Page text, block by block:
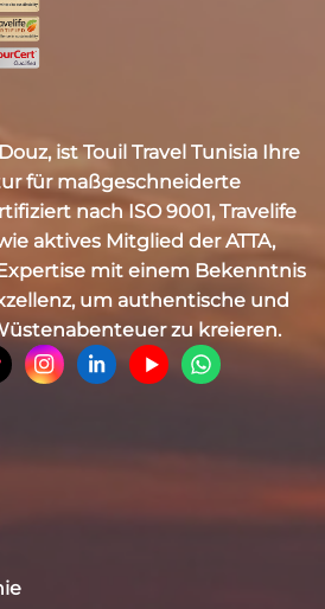
istTouil Travel Tunisia Ihre
für maßgeschneiderte
nach ISO 9001, Travelife
aktives Mitglied derATTA,
mit einem Bekenntnis
um authentische und
zu kreieren.